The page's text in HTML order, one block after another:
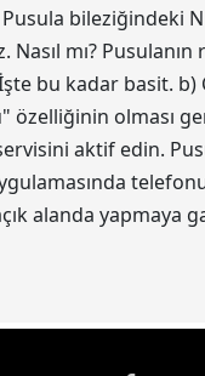
mı?
bu kadar basit.
olması
aktif edin.
alanda